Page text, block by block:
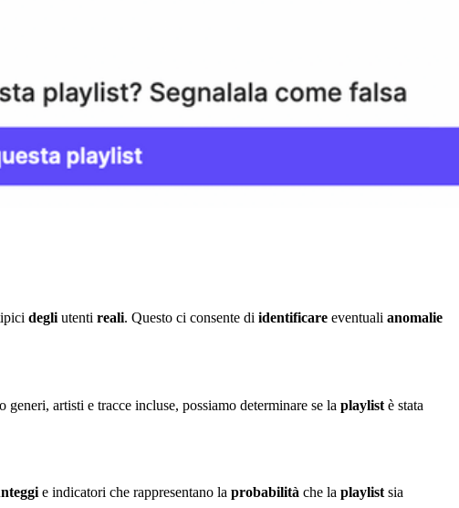
degli utenti reali. Questo ci consente di identificare eventuali anomalie
generi, artisti e tracce incluse, possiamo determinare se la playlist è stata
e indicatori che rappresentano la probabilità che la playlist sia